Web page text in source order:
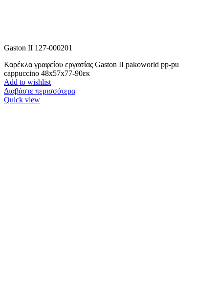
Gaston II 127-000201
Καρέκλα γραφείου εργασίας Gaston II pakoworld pp-pu
cappuccino 48x57x77-90εκ
Add to wishlist
Διαβάστε περισσότερα
Quick view